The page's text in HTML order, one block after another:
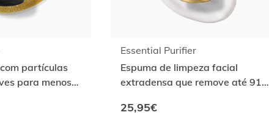
partículas
para menos
Essential Purifier
Espuma de limpeza facial
extradensa que remove até 91%
25,95€